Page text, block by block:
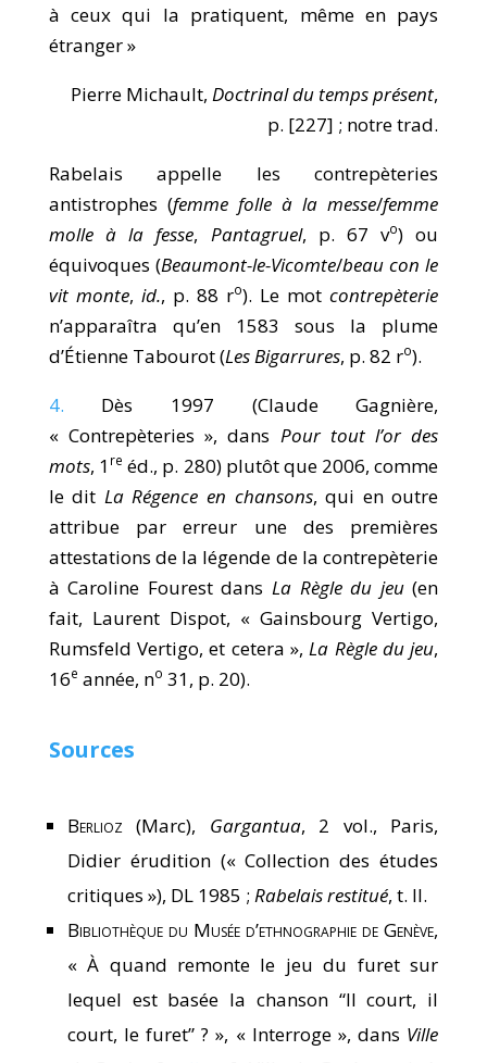
à ceux qui la pratiquent, même en pays
étranger »
Pierre Michault,Doctrinal du temps présent,
p. [227] ; notre trad.
Rabelais appelle les contrepèteries
antistrophes (femme folle à la messe/femme
molle à la fesse, Pantagruel, p. 67 vo) ou
équivoques (Beaumont-le-Vicomte/beau con le
vit monte, id., p. 88 ro). Le motcontrepèterie
n’apparaîtra qu’en 1583 sous la plume
d’Étienne Tabourot (Les Bigarrures, p. 82 ro).
4. Dès 1997 (Claude Gagnière,
« Contrepèteries », dans Pour tout l’or des
mots, 1 re éd., p. 280) plutôt que 2006, comme
le dit La Régence en chansons, qui en outre
attribue par erreur une des premières
attestations de la légende de la contrepèterie
à Caroline Fourest dans La Règle du jeu(en
fait, Laurent Dispot, « Gainsbourg Vertigo,
Rumsfeld Vertigo, et cetera »,La Règle du jeu,
16e année, no 31, p. 20).
Sources
Berlioz(Marc), Gargantua, 2 vol., Paris,
Didier érudition (« Collection des études
critiques »), DL 1985 ; Rabelais restitué, t. II.
Bibliothèque du Musée d’ethnographie de Genève,
« À quand remonte le jeu du furet sur
lequel est basée la chanson “Il court, il
court, le furet” ? », « Interroge », dans Ville